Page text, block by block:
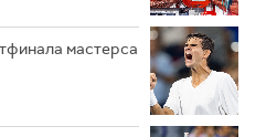
мастерса